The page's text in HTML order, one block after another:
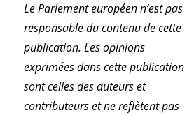
Le Parlement européen n’est pas
responsable du contenu de cette
publication. Les opinions
exprimées dans cette publication
sont celles des auteurs et
contributeurs et ne reflètent pas